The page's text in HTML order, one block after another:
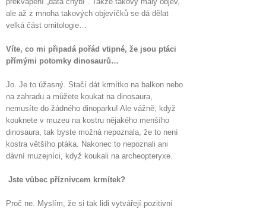
ale až z mnoha takových objevíčků se dá dělat
velká část ornitologie…
Víte, co mi připadá pořád vtipné, že jsou ptáci
přímými potomky dinosaurů…
Jo. Je to úžasný. Stačí dát krmítko na balkon nebo
na zahradu a můžete koukat na dinosaura,
nemusíte do žádného dinoparku! Ale vážně, když
kouknete v muzeu na kostru nějakého menšího
dinosaura, tak byste možná nepoznala, že to není
kostra většího ptáka. Nakonec to nepoznali ani
dávní muzejníci, když koukali na archeopteryxe.
Jste vůbec příznivcem krmítek?
Proč ne. Myslím, že si tak lidi vytvářejí pozitivní